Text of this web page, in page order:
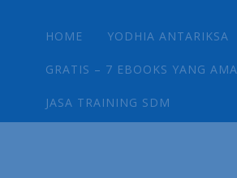
Main menu
Skip
content
HOME YODHIA ANTARIKSA
GRATIS – 7 EBOOKS YANG
JASA TRAINING SDM